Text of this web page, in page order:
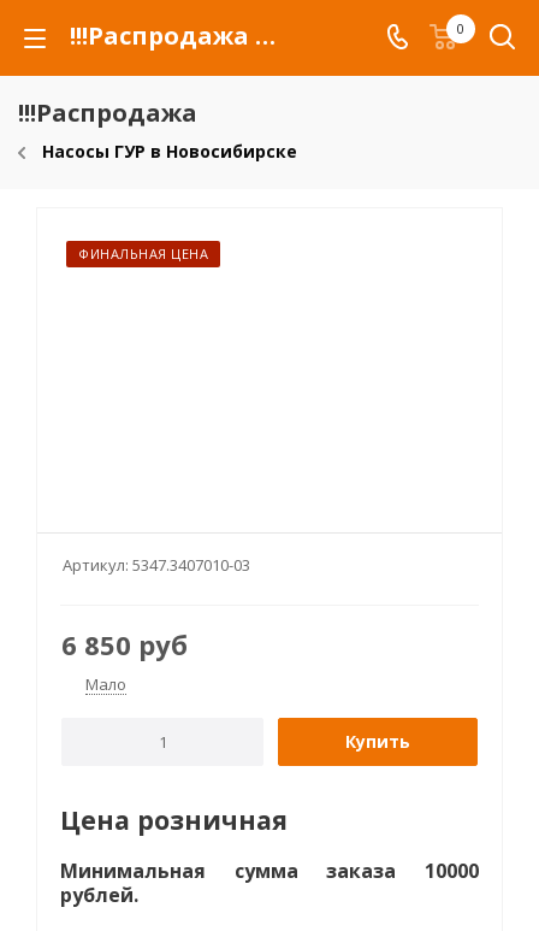
!!!Распродажа для автомобилей российских марок и сельхозтехники 0
!!!Распродажа
Насосы ГУР в Новосибирске
ФИНАЛЬНАЯ ЦЕНА
Артикул: 5347.3407010-03
6 850 руб
Мало
Купить
Цена розничная
Минимальная сумма заказа 10000
рублей.